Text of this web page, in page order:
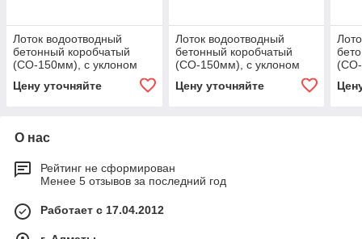
Лоток водоотводный
бетонный коробчатый
(СО-150мм), с уклоном
(15).26(19,5)-BGU, № 4
Цену уточняйте
Лоток водоотводный
бетонный коробчатый
(СО-150мм), с уклоном
(15).37(30,5) - BGU, № 26
Цену уточняйте
(СО-
О нас
Рейтинг не сформирован
Менее 5 отзывов за последний год
Работает с 17.04.2012